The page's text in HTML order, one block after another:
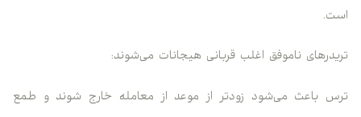
است.
تریدرهای ناموفق اغلب قربانی هیجانات می‌شوند:
ترس باعث می‌شود زودتر از موعد از معامله خارج شوند و طمع